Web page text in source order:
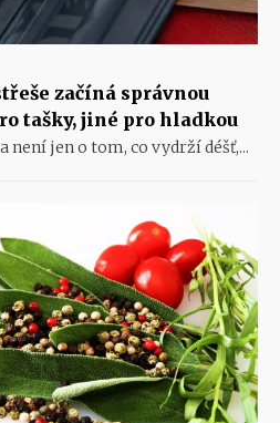
začíná správnou
tašky, jiné pro hladkou
není jen o tom, co vydrží déšť,...